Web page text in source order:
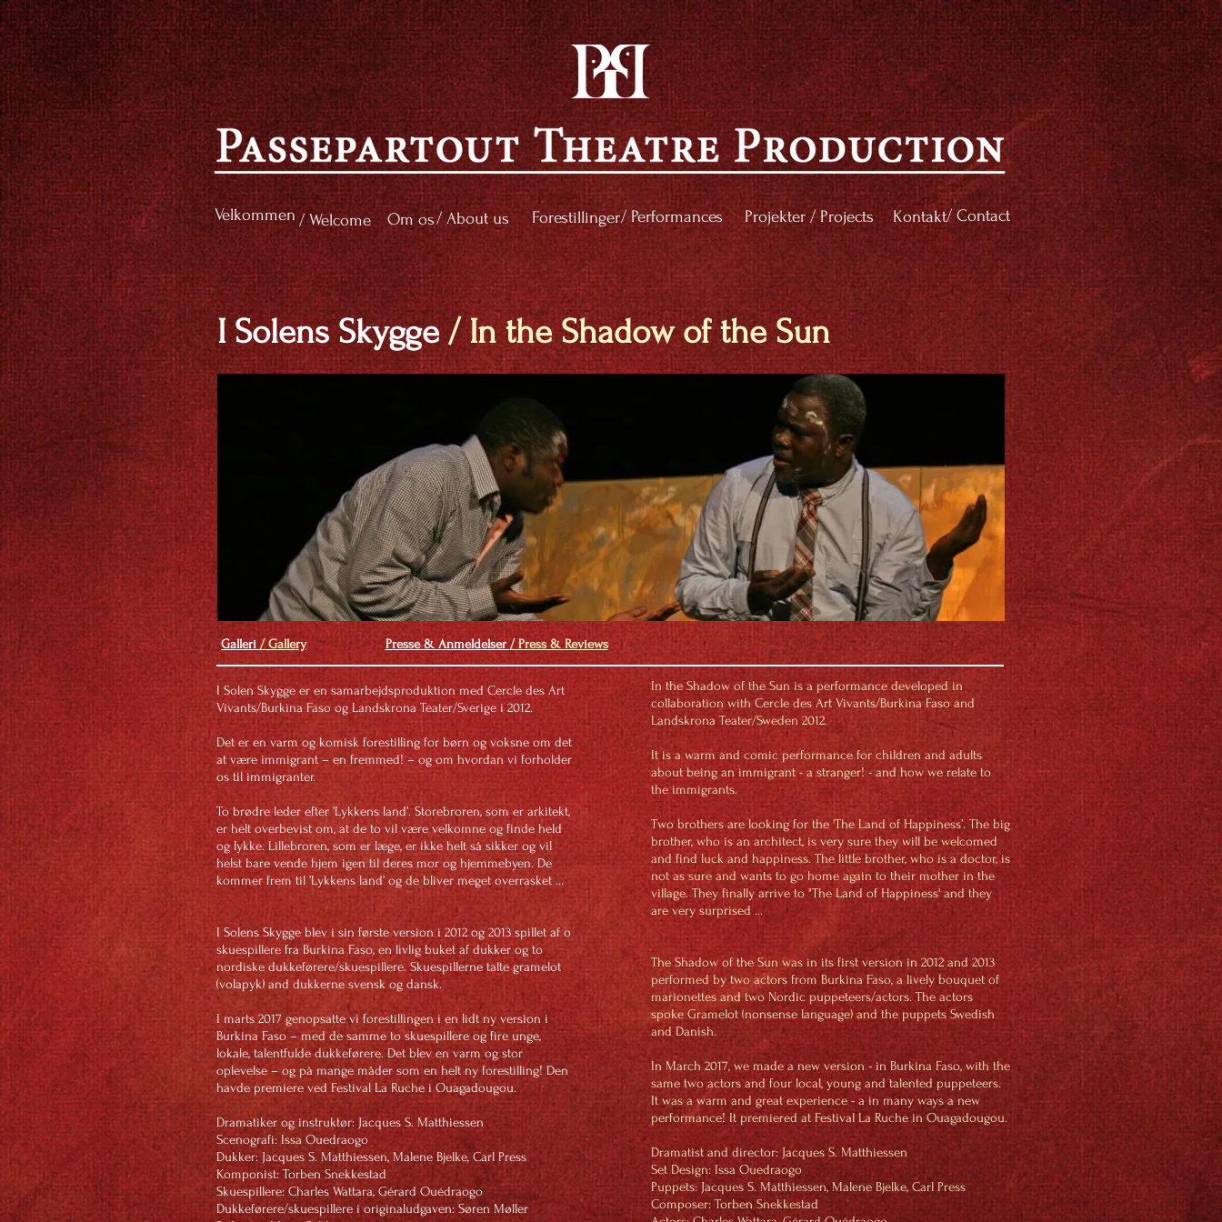
Velkommen / Welcome Om os/ About us Forestillinger/ Performances Projekter / Projects Kontakt/ Contact
I Solens Skygge/ In the Shadow of the Sun
Galleri / Gallery Presse & Anmeldelser/ Press & Reviews
I Solen Skygge er en samarbejdsproduktion med Cercle des Art
Vivants/Burkina Faso og Landskrona Teater/Sverige i 2012.
Det er en varm og komisk forestilling for børn og voksne om det
at være immigrant – en fremmed! – og om hvordan vi forholder
os til immigranter.
To brødre leder efter ’Lykkens land’. Storebroren, som er arkitekt,
er helt overbevist om, at de to vil være velkomne og finde held
og lykke. Lillebroren, som er læge, er ikke helt så sikker og vil
helst bare vende hjem igen til deres mor og hjemmebyen. De
kommer frem til ’Lykkens land’ og de bliver meget overrasket …
I Solens Skygge blev i sin første version i 2012 og 2013 spillet af o
skuespillere fra Burkina Faso, en livlig buket af dukker og to
nordiske dukkeførere/skuespillere. Skuespillerne talte gramelot
(volapyk) and dukkerne svensk og dansk.
I marts 2017 genopsatte vi forestillingen i en lidt ny version i
Burkina Faso – med de samme to skuespillere og fire unge,
lokale, talentfulde dukkeførere. Det blev en varm og stor
oplevelse – og på mange måder som en helt ny forestilling! Den
havde premiere ved Festival La Ruche i Ouagadougou.
Dramatiker og instruktør: Jacques S. Matthiessen
Scenografi: Issa Ouedraogo
Dukker: Jacques S. Matthiessen, Malene Bjelke, Carl Press
Komponist: Torben Snekkestad
Skuespillere: Charles Wattara, Gérard Ouédraogo
Dukkeførere/skuespillere i originaludgaven: Søren Møller
In the Shadow of the Sun is a performance developed in
collaboration with Cercle des Art Vivants/Burkina Faso and
Landskrona Teater/Sweden 2012.
It is a warm and comic performance for children and adults
about being an immigrant - a stranger! - and how we relate to
the immigrants.
Two brothers are looking for the 'The Land of Happiness’. The big
brother, who is an architect, is very sure they will be welcomed
and find luck and happiness. The little brother, who is a doctor, is
not as sure and wants to go home again to their mother in the
village. They finally arrive to "The Land of Happiness' and they
are very surprised ...
The Shadow of the Sun was in its first version in 2012 and 2013
performed by two actors from Burkina Faso, a lively bouquet of
marionettes and two Nordic puppeteers/actors. The actors
spoke Gramelot (nonsense language) and the puppets Swedish
and Danish.
In March 2017, we made a new version - in Burkina Faso, with the
same two actors and four local, young and talented puppeteers.
It was a warm and great experience - a in many ways a new
performance! It premiered at Festival La Ruche in Ouagadougou.
Dramatist and director: Jacques S. Matthiessen
Set Design: Issa Ouedraogo
Puppets: Jacques S. Matthiessen, Malene Bjelke, Carl Press
Composer: Torben Snekkestad